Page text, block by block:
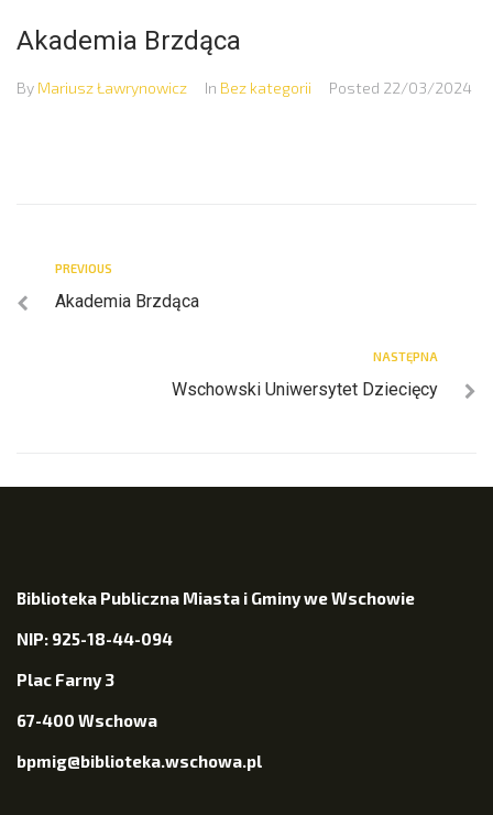
Akademia Brzdąca
By Mariusz Ławrynowicz In Bez kategorii Posted 22/03/2024
PREVIOUS
Akademia Brzdąca
NASTĘPNA
Wschowski Uniwersytet Dziecięcy
Biblioteka Publiczna Miasta i Gminy we Wschowie
NIP: 925-18-44-094
Plac Farny 3
67-400 Wschowa
bpmig@biblioteka.wschowa.pl